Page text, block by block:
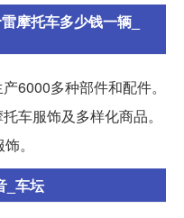
摩托车多少钱一辆_
6000多种部件和配件。
车服饰及多样化商品。
。
_车坛